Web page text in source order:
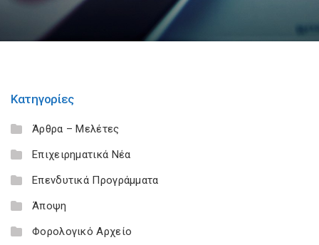
Κατηγορίες
Άρθρα – Μελέτες
Επιχειρηματικά Νέα
Επενδυτικά Προγράμματα
Άποψη
Φορολογικό Αρχείο